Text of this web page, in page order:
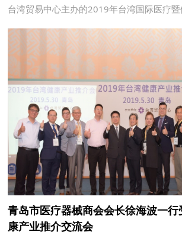
台湾贸易中心主办的2019年台湾国际医疗
青岛市医疗器械商会会长徐海波一
康产业推介交流会